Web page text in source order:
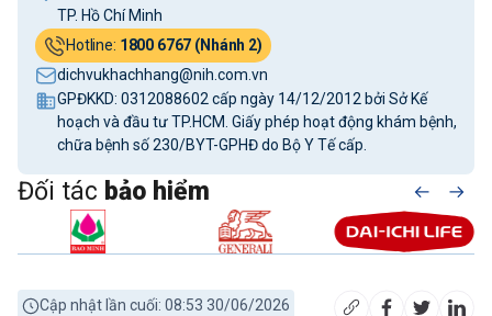
TP. Hồ Chí Minh
Hotline: 1800 6767 (Nhánh 2)
dichvukhachhang@nih.com.vn
GPĐKKD: 0312088602 cấp ngày 14/12/2012 bởi Sở Kế
hoạch và đầu tư TP.HCM. Giấy phép hoạt động khám bệnh,
chữa bệnh số 230/BYT-GPHĐ do Bộ Y Tế cấp.
Đối tác bảo hiểm
Cập nhật lần cuối: 08:53 30/06/2026